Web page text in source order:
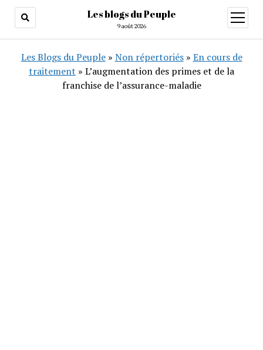
Les blogs du Peuple
9 août 2026
ouvrir
menu
Les Blogs du Peuple» Non répertoriés» En cours de
traitement » L’augmentation des primes et de la
franchise de l’assurance-maladie